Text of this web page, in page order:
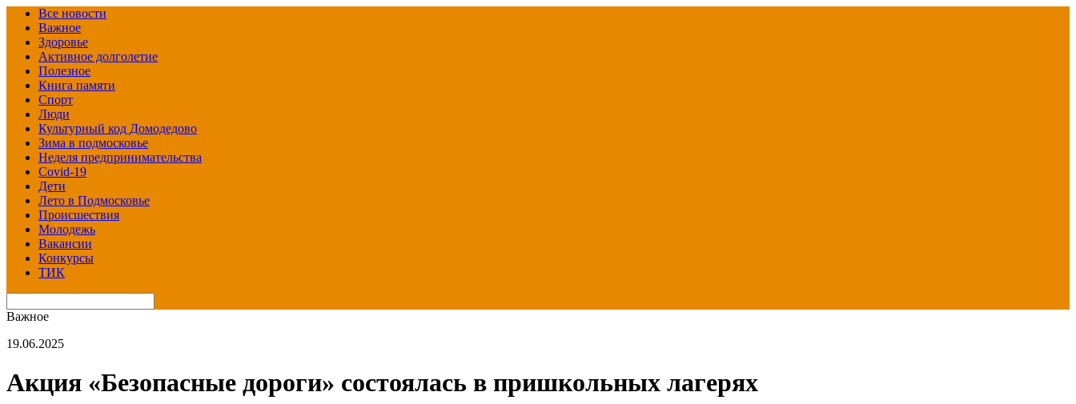
Все новости
Важное
Здоровье
Активное долголетие
Полезное
Книга памяти
Спорт
Люди
Культурный код Домодедово
Зима в подмосковье
Неделя предпринимательства
Covid-19
Дети
Лето в Подмосковье
Происшествия
Молодежь
Вакансии
Конкурсы
ТИК
Важное
19.06.2025
Акция «Безопасные дороги» состоялась в пришкольных лагерях